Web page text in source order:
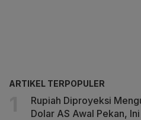
ARTIKEL TERPOPULER
Rupiah Diproyeksi
Dolar AS Awal Pekan,